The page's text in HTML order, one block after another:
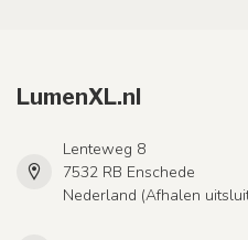
LumenXL.nl
Lenteweg 8
7532 RB Enschede
Nederland (Afhalen